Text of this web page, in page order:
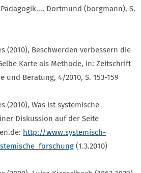
Dortmund (borgmann), S.
(2010), Beschwerden verbessern die
Karte als Methode, in: Zeitschrift
und Beratung, 4/2010, S. 153-159
(2010), Was ist systemische
Diskussion auf der Seite
http://www.systemisch-
(1.3.2010)